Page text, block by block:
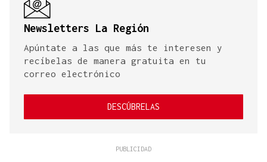
Newsletters La Región
Apúntate a las que más te interesen y
recíbelas de manera gratuita en tu
correo electrónico
DESCÚBRELAS